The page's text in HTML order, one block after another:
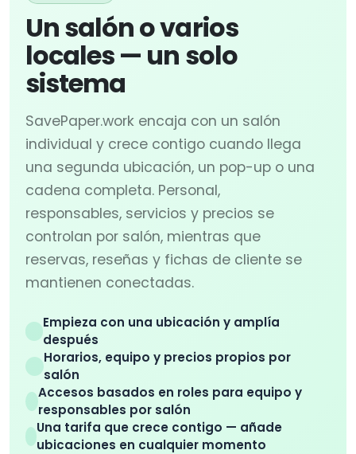
Un salón o varios
locales — un solo
sistema
SavePaper.work encaja con un salón
individual y crece contigo cuando llega
una segunda ubicación, un pop-up o una
cadena completa. Personal,
responsables, servicios y precios se
controlan por salón, mientras que
reservas, reseñas y fichas de cliente se
mantienen conectadas.
Empieza con una ubicación y amplía
después
Horarios, equipo y precios propios por
salón
Accesos basados en roles para equipo y
responsables por salón
Una tarifa que crece contigo — añade
ubicaciones en cualquier momento